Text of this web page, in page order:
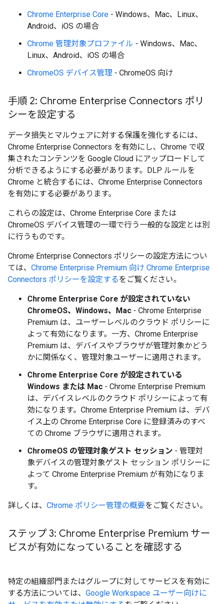
Chrome Enterprise Core - Windows、Mac、Linux、
Android、iOS の場合
Chrome 管理対象プロファイル - Windows、Mac、
Linux、Android、iOS の場合
ChromeOS デバイス管理 - ChromeOS 向け
手順 2: Chrome Enterprise Connectors ポリ
シーを設定する
データ損失とマルウェアに対する保護を強化するには、
Chrome Enterprise Connectors を有効にし、Chrome で収
集されたコンテンツを Google Cloud にアップロードして
分析できるようにする必要があります。DLP ルールを
Chrome と統合するには、Chrome Enterprise Connectors
を有効にする必要があります。
これらの設定は、Chrome Enterprise Core または
ChromeOS デバイス管理の一環で行う一般的な設定とは別
に行うものです。
Chrome Enterprise Connectors ポリシーの設定方法につい
ては、 Chrome Enterprise Premium 向け Chrome Enterprise
Connectors ポリシーを設定するをご覧ください。
Chrome Enterprise Core が設定されていない
ChromeOS、Windows、Mac - Chrome Enterprise
Premium は、ユーザーレベルのクラウド ポリシーに
よって有効になります。一方、Chrome Enterprise
Premium は、デバイスやブラウザが管理対象かどう
かに関係なく、管理対象ユーザーに適用されます。
Chrome Enterprise Core が設定されている
Windows または Mac - Chrome Enterprise Premium
は、デバイスレベルのクラウド ポリシーによって有
効になります。Chrome Enterprise Premium は、デバ
イス上の Chrome Enterprise Core に登録済みのすべ
ての Chrome ブラウザに適用されます。
ChromeOS の管理対象ゲスト セッション - 管理対
象デバイスの管理対象ゲスト セッション ポリシーに
よって Chrome Enterprise Premium が有効になりま
す。
詳しくは、 Chrome ポリシー管理の概要をご覧ください。
ステップ 3: Chrome Enterprise Premium サー
ビスが有効になっていることを確認する
特定の組織部門またはグループに対してサービスを有効に
する方法については、 Google Workspace ユーザー向けに